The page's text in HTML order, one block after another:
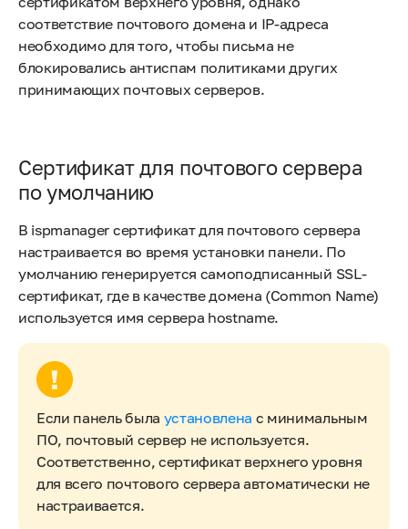
соответствие почтового домена и IP-адреса
необходимо для того, чтобы письма не
блокировались антиспам политиками других
принимающих почтовых серверов.
Сертификат для почтового сервера
по умолчанию
В ispmanager сертификат для почтового сервера
настраивается во время установки панели. По
умолчанию генерируется самоподписанный SSL-
сертификат, где в качестве домена (Common Name)
используется имя сервера hostname.
Если панель была установлена с минимальным
ПО, почтовый сервер не используется.
Соответственно, сертификат верхнего уровня
для всего почтового сервера автоматически не
настраивается.